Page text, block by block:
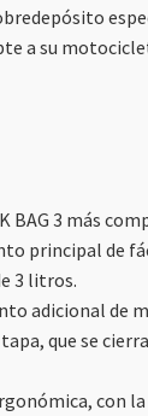
a su
BAG 3 más
principal de
3 litros.
adicional de
que se
con